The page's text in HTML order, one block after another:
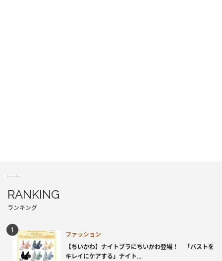
RANKING
ランキング
ファッション
【ちいかわ】ナイトブラにちいかわ登場！ 「バストを
キレイにケアする」ナイト...